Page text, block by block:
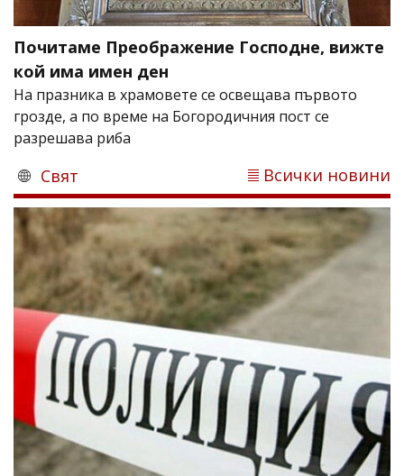
Почитаме Преображение Господне, вижте
кой има имен ден
На празника в храмовете се освещава първото
грозде, а по време на Богородичния пост се
разрешава риба
Свят Всички новини